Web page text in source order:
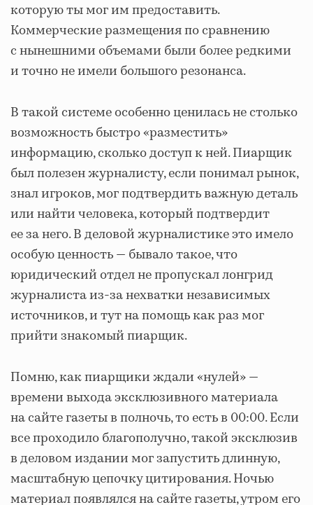
которую ты мог им предоставить.
Коммерческие размещения по сравнению
с нынешними объемами были более редкими
и точно не имели большого резонанса.
В такой системе особенно ценилась не столько
возможность быстро «разместить»
информацию, сколько доступ к ней. Пиарщик
был полезен журналисту, если понимал рынок,
знал игроков, мог подтвердить важную деталь
или найти человека, который подтвердит
ее за него. В деловой журналистике это имело
особую ценность — бывало такое, что
юридический отдел не пропускал лонгрид
журналиста из-за нехватки независимых
источников, и тут на помощь как раз мог
прийти знакомый пиарщик.
Помню, как пиарщики ждали «нулей» —
времени выхода эксклюзивного материала
на сайте газеты в полночь, то есть в 00:00. Если
все проходило благополучно, такой эксклюзив
в деловом издании мог запустить длинную,
масштабную цепочку цитирования. Ночью
материал появлялся на сайте газеты, утром его